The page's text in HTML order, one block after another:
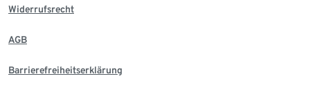
Widerrufsrecht
AGB
Barrierefreiheitserklärung